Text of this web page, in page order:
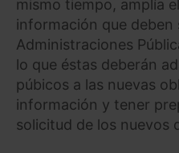
mismo tiempo, amplía
información que deben
Administraciones
lo que éstas deberán
púbicos a las nuevas
información y tener
solicitud de los nuevos